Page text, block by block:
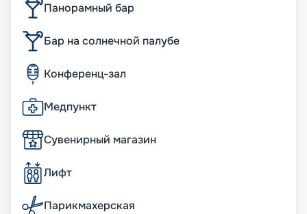
Панорамный бар
Бар на солнечной палубе
Конференц-зал
Медпункт
Сувенирный магазин
Лифт
Парикмахерская